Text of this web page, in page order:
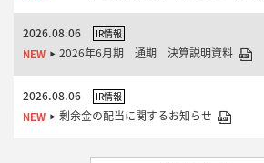
2026.08.06 IR情報
2026年6月期 通期 決算説明資料
2026.08.06 IR情報
剰余金の配当に関するお知らせ